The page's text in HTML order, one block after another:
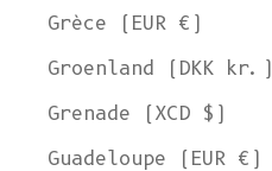
Grèce (EUR €)
Groenland (DKK kr.)
Grenade (XCD $)
Guadeloupe (EUR €)